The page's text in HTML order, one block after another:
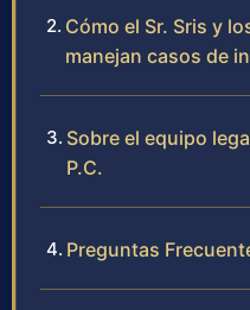
Cómo el Sr. Sris y
manejan casos de
Sobre el equipo
P.C.
Preguntas